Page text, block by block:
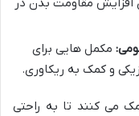
افزایش مقاومت بدن در
مکمل هایی برای
و کمک به ریکاوری.
می کنند تا به راحتی